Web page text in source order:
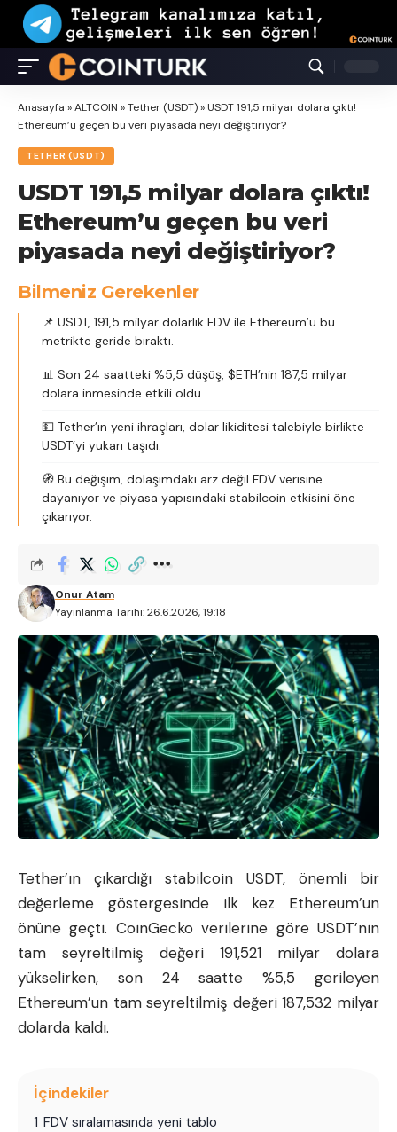
Anasayfa »ALTCOIN »Tether (USDT)»USDT 191,5 milyar dolara çıktı!
Ethereum’u geçen bu veri piyasada neyi değiştiriyor?
TETHER (USDT)
USDT 191,5 milyar dolara çıktı!
Ethereum’u geçen bu veri
piyasada neyi değiştiriyor?
Bilmeniz Gerekenler
📌 USDT, 191,5 milyar dolarlık FDV ile Ethereum’u bu
metrikte geride bıraktı.
📊 Son 24 saatteki %5,5 düşüş, $ETH’nin 187,5 milyar
dolara inmesinde etkili oldu.
💵 Tether’ın yeni ihraçları, dolar likiditesi talebiyle birlikte
USDT’yi yukarı taşıdı.
🧭 Bu değişim, dolaşımdaki arz değil FDV verisine
dayanıyor ve piyasa yapısındaki stabilcoin etkisini öne
çıkarıyor.
Yayınlanma Tarihi: 26.6.2026, 19:18
Onur Atam
Tether’ın çıkardığı stabilcoin USDT, önemli bir
değerleme göstergesinde ilk kez Ethereum’un
önüne geçti. CoinGecko verilerine göre USDT’nin
tam seyreltilmiş değeri 191,521 milyar dolara
yükselirken, son 24 saatte %5,5 gerileyen
Ethereum’un tam seyreltilmiş değeri 187,532 milyar
dolarda kaldı.
İçindekiler
1 FDV sıralamasında yeni tablo